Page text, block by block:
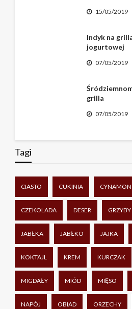
15/05/2019
Indyk na
jogurtowej
07/05/2019
grilla
07/05/2019
Tagi
CIASTO CUKINIA CYNAMON
CZEKOLADA DESER GRZYBY
JABŁKA JABŁKO JAJKA
KOKTAJL KREM KURCZAK
MIGDAŁY MIÓD MIĘSO
NAPÓJ OBIAD ORZECHY